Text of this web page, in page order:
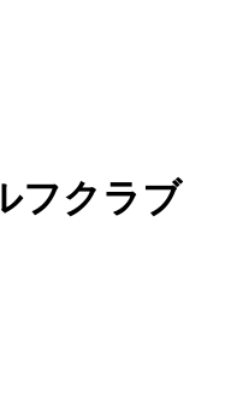
フクラブ